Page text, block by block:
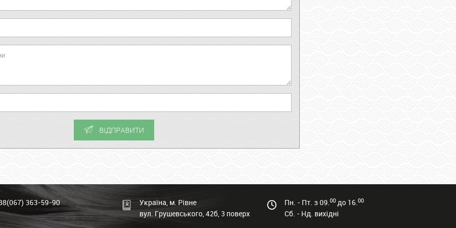
ВІДПРАВИТИ
363-59-90
Україна, м. Рівне
вул. Грушевського, 42б, 3 поверх
Пн. - Пт. з 09.00 до 16.00
Сб. - Нд. вихідні